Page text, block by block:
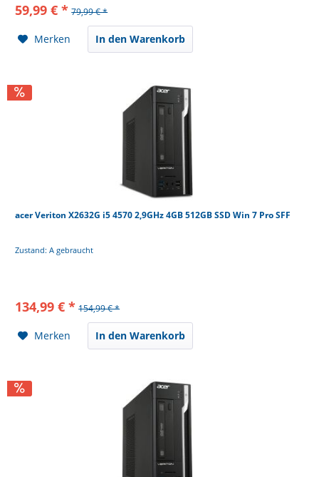
59,99 € * 79,99 € *
Merken In den Warenkorb
acer Veriton X2632G i5 4570 2,9GHz 4GB 512GB SSD Win 7 Pro SFF
Zustand: A gebraucht
134,99 € * 154,99 € *
Merken In den Warenkorb